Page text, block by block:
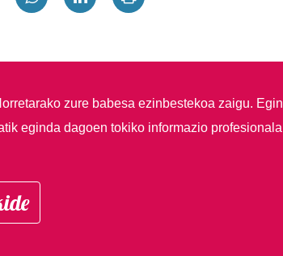
zure babesa ezinbestekoa zaigu. Egin
eginda dagoen tokiko informazio profesionala